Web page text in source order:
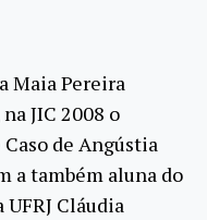
Maia Pereira
JIC 2008 o
de Angústia
a também aluna do
Cláudia